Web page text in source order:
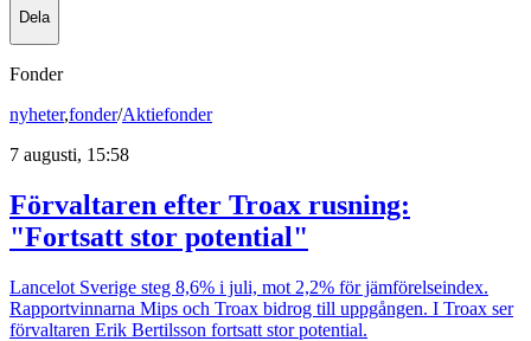
Dela
Fonder
nyheter,fonder/Aktiefonder
7 augusti, 15:58
Förvaltaren efter Troax rusning:
"Fortsatt stor potential"
Lancelot Sverige steg 8,6% i juli, mot 2,2% för jämförelseindex.
Rapportvinnarna Mips och Troax bidrog till uppgången. I Troax ser
förvaltaren Erik Bertilsson fortsatt stor potential.